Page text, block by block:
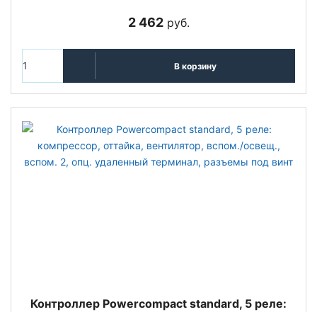
2 462руб.
В корзину
Контроллер Powercompact standard, 5 реле: